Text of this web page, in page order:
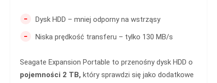
- Dysk HDD – mniej odporny na wstrząsy
- Niska prędkość transferu – tylko 130 MB/s
Seagate Expansion Portable to przenośny dysk HDD o
pojemności 2 TB, który sprawdzi się jako dodatkowe